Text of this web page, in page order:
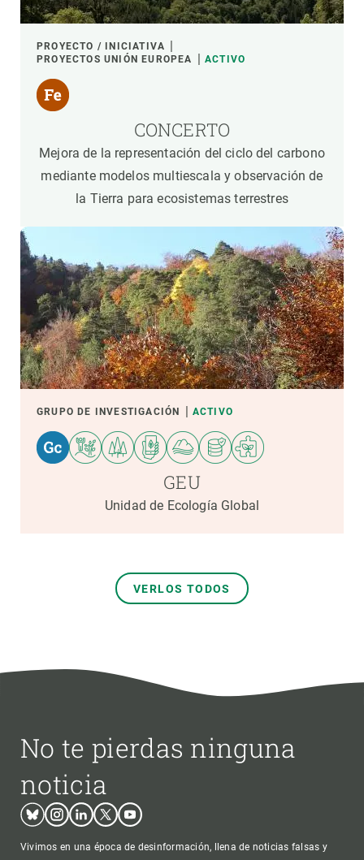
PROYECTO / INICIATIVA
PROYECTOS UNIÓN EUROPEA
ACTIVO
CONCERTO
Mejora de la representación del ciclo del carbono
mediante modelos multiescala y observación de
la Tierra para ecosistemas terrestres
GRUPO DE INVESTIGACIÓN ACTIVO
GEU
Unidad de Ecología Global
VERLOS TODOS
No te pierdas ninguna
noticia
BlueskyInstagram
LinkedinTwitterYoutube
Vivimos en una época de desinformación, llena de noticias falsas y